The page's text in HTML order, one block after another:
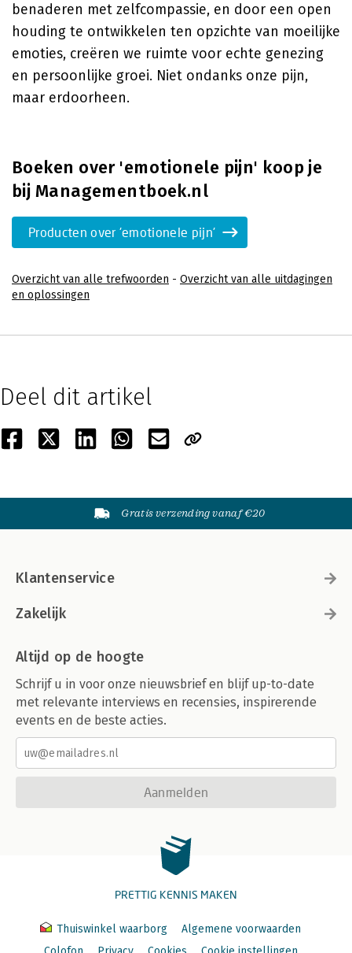
benaderen met zelfcompassie, en door een open
houding te ontwikkelen ten opzichte van moeilijke
emoties, creëren we ruimte voor echte genezing
en persoonlijke groei. Niet ondanks onze pijn,
maar erdoorheen.
Boeken over 'emotionele pijn' koop je
bij Managementboek.nl
Producten over 'emotionele pijn'
Overzicht van alle trefwoorden - Overzicht van alle uitdagingen
en oplossingen
Deel dit artikel
Gratis verzending vanaf €20
Klantenservice
Zakelijk
Altijd op de hoogte
Schrijf u in voor onze nieuwsbrief en blijf up-to-date
met relevante interviews en recensies, inspirerende
events en de beste acties.
Aanmelden
PRETTIG KENNIS MAKEN
Thuiswinkel waarborg
Algemene voorwaarden